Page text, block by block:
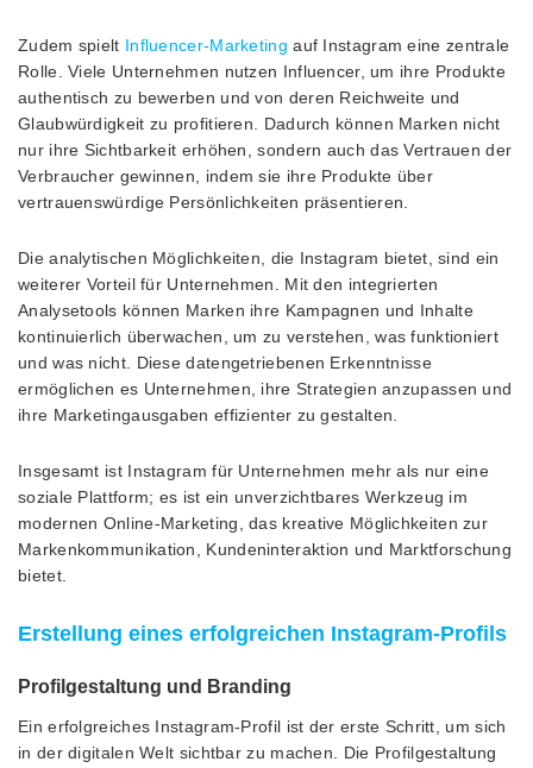
Zudem spielt Influencer-Marketing auf Instagram eine zentrale
Rolle. Viele Unternehmen nutzen Influencer, um ihre Produkte
authentisch zu bewerben und von deren Reichweite und
Glaubwürdigkeit zu profitieren. Dadurch können Marken nicht
nur ihre Sichtbarkeit erhöhen, sondern auch das Vertrauen der
Verbraucher gewinnen, indem sie ihre Produkte über
vertrauenswürdige Persönlichkeiten präsentieren.
Die analytischen Möglichkeiten, die Instagram bietet, sind ein
weiterer Vorteil für Unternehmen. Mit den integrierten
Analysetools können Marken ihre Kampagnen und Inhalte
kontinuierlich überwachen, um zu verstehen, was funktioniert
und was nicht. Diese datengetriebenen Erkenntnisse
ermöglichen es Unternehmen, ihre Strategien anzupassen und
ihre Marketingausgaben effizienter zu gestalten.
Insgesamt ist Instagram für Unternehmen mehr als nur eine
soziale Plattform; es ist ein unverzichtbares Werkzeug im
modernen Online-Marketing, das kreative Möglichkeiten zur
Markenkommunikation, Kundeninteraktion und Marktforschung
bietet.
Erstellung eines erfolgreichen Instagram-Profils
Profilgestaltung und Branding
Ein erfolgreiches Instagram-Profil ist der erste Schritt, um sich
in der digitalen Welt sichtbar zu machen. Die Profilgestaltung